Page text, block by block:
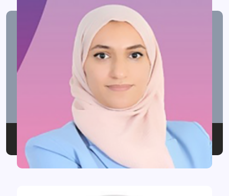
P.SARAH